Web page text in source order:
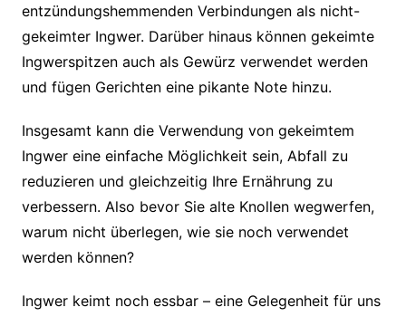
entzündungshemmenden Verbindungen als nicht-
gekeimter Ingwer. Darüber hinaus können gekeimte
Ingwerspitzen auch als Gewürz verwendet werden
und fügen Gerichten eine pikante Note hinzu.
Insgesamt kann die Verwendung von gekeimtem
Ingwer eine einfache Möglichkeit sein, Abfall zu
reduzieren und gleichzeitig Ihre Ernährung zu
verbessern. Also bevor Sie alte Knollen wegwerfen,
warum nicht überlegen, wie sie noch verwendet
werden können?
Ingwer keimt noch essbar – eine Gelegenheit für uns